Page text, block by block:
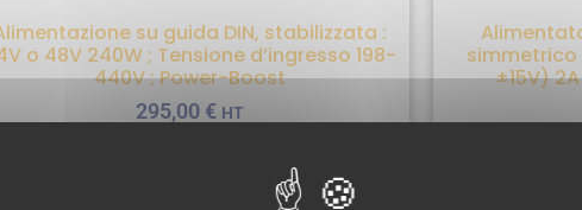
su guida DIN, stabilizzata :
o 48V 240W ; Tensione d’ingresso 198-
440V ; Power-Boost
295,00 € HT
AGGIUNGI AL PREVENTIVO
simmetrico
±15V)